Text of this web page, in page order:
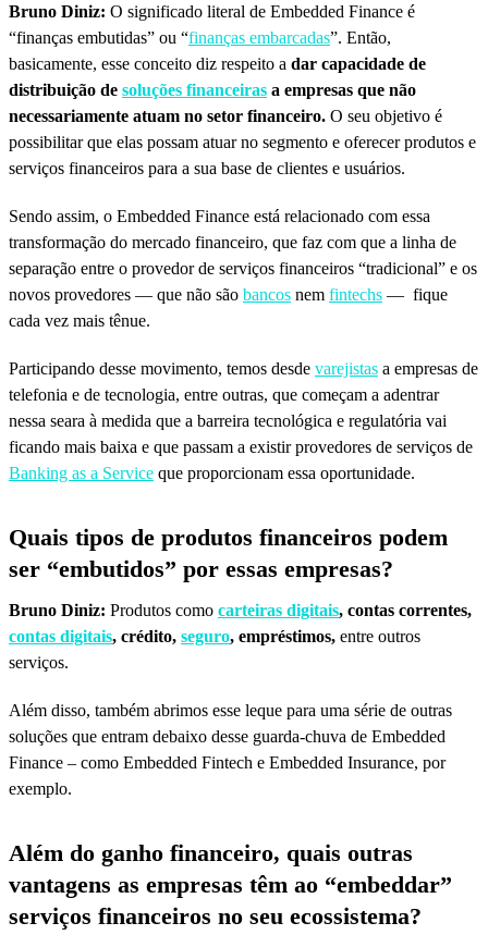
Bruno Diniz: O significado literal de Embedded Finance é
“finanças embutidas” ou “finanças embarcadas”. Então,
basicamente, esse conceito diz respeito a dar capacidade de
distribuição de soluções financeiras a empresas que não
necessariamente atuam no setor financeiro. O seu objetivo é
possibilitar que elas possam atuar no segmento e oferecer produtos e
serviços financeiros para a sua base de clientes e usuários.
Sendo assim, o Embedded Finance está relacionado com essa
transformação do mercado financeiro, que faz com que a linha de
separação entre o provedor de serviços financeiros “tradicional” e os
novos provedores — que não são bancos nem fintechs — fique
cada vez mais tênue.
Participando desse movimento, temos desde varejistas a empresas de
telefonia e de tecnologia, entre outras, que começam a adentrar
nessa seara à medida que a barreira tecnológica e regulatória vai
ficando mais baixa e que passam a existir provedores de serviços de
Banking as a Service que proporcionam essa oportunidade.
Quais tipos de produtos financeiros podem
ser “embutidos” por essas empresas?
Bruno Diniz: Produtos como carteiras digitais, contas correntes,
contas digitais, crédito, seguro, empréstimos, entre outros
serviços.
Além disso, também abrimos esse leque para uma série de outras
soluções que entram debaixo desse guarda-chuva de Embedded
Finance – como Embedded Fintech e Embedded Insurance, por
exemplo.
Além do ganho financeiro, quais outras
vantagens as empresas têm ao “embeddar”
serviços financeiros no seu ecossistema?